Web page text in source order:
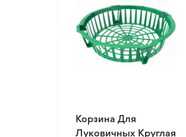
Корзина Для
Луковичных Круглая